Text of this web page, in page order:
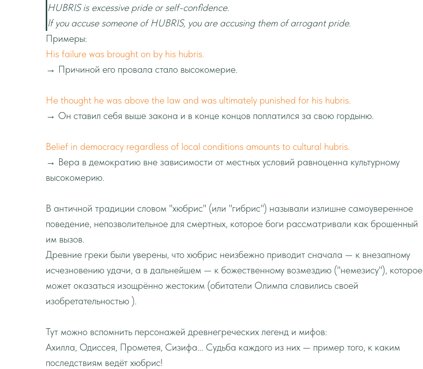
HUBRIS is excessive pride or self-confidence.
If you accuse someone of HUBRIS, you are accusing them of arrogant pride.
Примеры:
His failure was brought on by his hubris.
→ Причиной его провала стало высокомерие.
He thought he was above the law and was ultimately punished for his hubris.
→ Он ставил себя выше закона и в конце концов поплатился за свою гордыню.
Belief in democracy regardless of local conditions amounts to cultural hubris.
→ Вера в демократию вне зависимости от местных условий равноценна культурному
высокомерию.
В античной традиции словом "хюбрис" (или "гибрис") называли излишне самоуверенное
поведение, непозволительное для смертных, которое боги рассматривали как брошенный
им вызов.
Древние греки были уверены, что хюбрис неизбежно приводит сначала — к внезапному
исчезновению удачи, а в дальнейшем — к божественному возмездию ("немезису"), которое
может оказаться изощрённо жестоким (обитатели Олимпа славились своей
изобретательностью ).
Тут можно вспомнить персонажей древнегреческих легенд и мифов:
Ахилла, Одиссея, Прометея, Сизифа... Судьба каждого из них — пример того, к каким
последствиям ведёт хюбрис!